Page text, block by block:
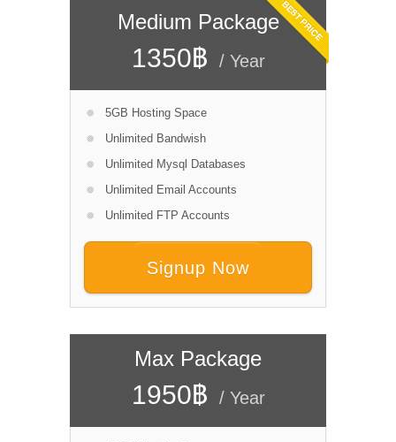
Medium Package
1350฿ / Year
5GB Hosting Space
Unlimited Bandwish
Unlimited Mysql Databases
Unlimited Email Accounts
Unlimited FTP Accounts
Signup Now
Max Package
1950฿ / Year